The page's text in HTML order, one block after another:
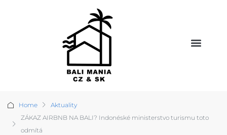
Home
Aktuality
ZÁKAZ AIRBNB NA BALI? Indonéské ministerstvo turismu toto
odmítá